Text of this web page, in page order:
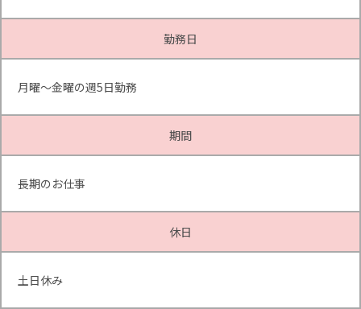
勤務日
月曜～金曜の週5日勤務
期間
長期のお仕事
休日
土日休み